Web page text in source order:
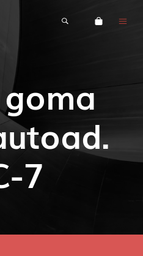
7